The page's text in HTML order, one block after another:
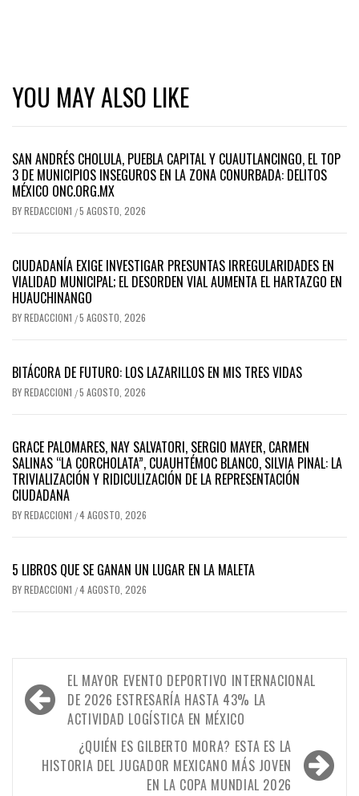
YOU MAY ALSO LIKE
SAN ANDRÉS CHOLULA, PUEBLA CAPITAL Y CUAUTLANCINGO, EL TOP
3 DE MUNICIPIOS INSEGUROS EN LA ZONA CONURBADA: DELITOS
MÉXICO ONC.ORG.MX
BYREDACCION1 /5 AGOSTO, 2026
CIUDADANÍA EXIGE INVESTIGAR PRESUNTAS IRREGULARIDADES EN
VIALIDAD MUNICIPAL; EL DESORDEN VIAL AUMENTA EL HARTAZGO EN
HUAUCHINANGO
BYREDACCION1 /5 AGOSTO, 2026
BITÁCORA DE FUTURO: LOS LAZARILLOS EN MIS TRES VIDAS
BYREDACCION1 /5 AGOSTO, 2026
GRACE PALOMARES, NAY SALVATORI, SERGIO MAYER, CARMEN
SALINAS “LA CORCHOLATA”, CUAUHTÉMOC BLANCO, SILVIA PINAL: LA
TRIVIALIZACIÓN Y RIDICULIZACIÓN DE LA REPRESENTACIÓN
CIUDADANA
BYREDACCION1 /4 AGOSTO, 2026
5 LIBROS QUE SE GANAN UN LUGAR EN LA MALETA
BYREDACCION1 /4 AGOSTO, 2026
Navegación
de
entradas
EL MAYOR EVENTO DEPORTIVO INTERNACIONAL
DE 2026 ESTRESARÍA HASTA 43% LA
ACTIVIDAD LOGÍSTICA EN MÉXICO
¿QUIÉN ES GILBERTO MORA? ESTA ES LA
HISTORIA DEL JUGADOR MEXICANO MÁS JOVEN
EN LA COPA MUNDIAL 2026